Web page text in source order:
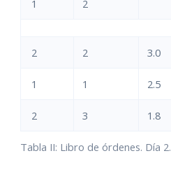
Tabla II: Libro de órdenes. Día 2.
1 2
2 2 3.0
1 1 2.5
2 3 1.8